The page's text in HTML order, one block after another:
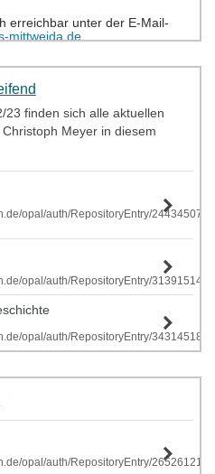
finden sich alle aktuellen
Meyer in diesem
opal/auth/RepositoryEntry/
opal/auth/RepositoryEntry/
opal/auth/RepositoryEntry/
opal/auth/RepositoryEntry/